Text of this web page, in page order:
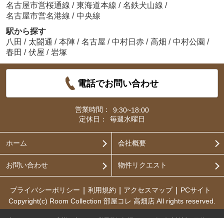
名古屋市営桜通線 / 東海道本線 / 名鉄犬山線 /
名古屋市営名港線 / 中央線
駅から探す
八田 / 太閤通 / 本陣 / 名古屋 / 中村日赤 / 高畑 / 中村公園 /
春田 / 伏屋 / 岩塚
電話でお問い合わせ
営業時間：
9:30~18:00
定休日：
毎週水曜日
ホーム 会社概要
お問い合わせ 物件リクエスト
プライバシーポリシー 利用規約 アクセスマップ
PCサイト
Copyright(c) Room Collection 部屋コレ 高畑店 All rights reserved.